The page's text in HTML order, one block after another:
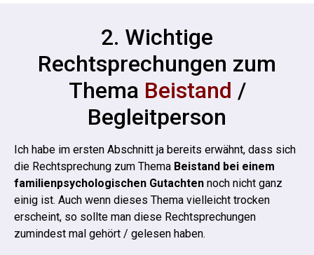
2. Wichtige
Rechtsprechungen zum
Thema Beistand /
Begleitperson
Ich habe im ersten Abschnitt ja bereits erwähnt, dass sich
die Rechtsprechung zum Thema Beistand bei einem
familienpsychologischen Gutachten noch nicht ganz
einig ist. Auch wenn dieses Thema vielleicht trocken
erscheint, so sollte man diese Rechtsprechungen
zumindest mal gehört / gelesen haben.